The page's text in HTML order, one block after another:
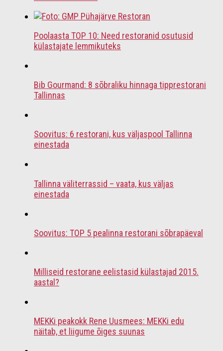
Poolaasta TOP 10: Need restoranid osutusid
külastajate lemmikuteks
Bib Gourmand: 8 sõbraliku hinnaga tipprestorani
Tallinnas
Soovitus: 6 restorani, kus väljaspool Tallinna
einestada
Tallinna väliterrassid – vaata, kus väljas
einestada
Soovitus: TOP 5 pealinna restorani sõbrapäeval
Milliseid restorane eelistasid külastajad 2015.
aastal?
MEKKi peakokk Rene Uusmees: MEKKi edu
näitab, et liigume õiges suunas